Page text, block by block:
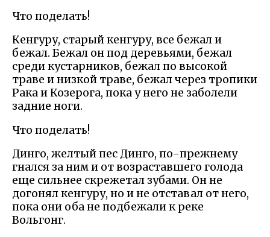
Что поделать!
Кенгуру, старый кенгуру, все бежал и
бежал. Бежал он под деревьями, бежал
среди кустарников, бежал по высокой
траве и низкой траве, бежал через тропики
Рака и Козерога, пока у него не заболели
задние ноги.
Что поделать!
Динго, желтый пес Динго, по-прежнему
гнался за ним и от возраставшего голода
еще сильнее скрежетал зубами. Он не
догонял кенгуру, но и не отставал от него,
пока они оба не подбежали к реке
Вольгонг.